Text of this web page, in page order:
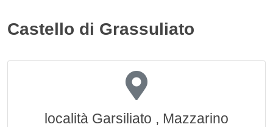
Castello di Grassuliato
località Garsiliato , Mazzarino